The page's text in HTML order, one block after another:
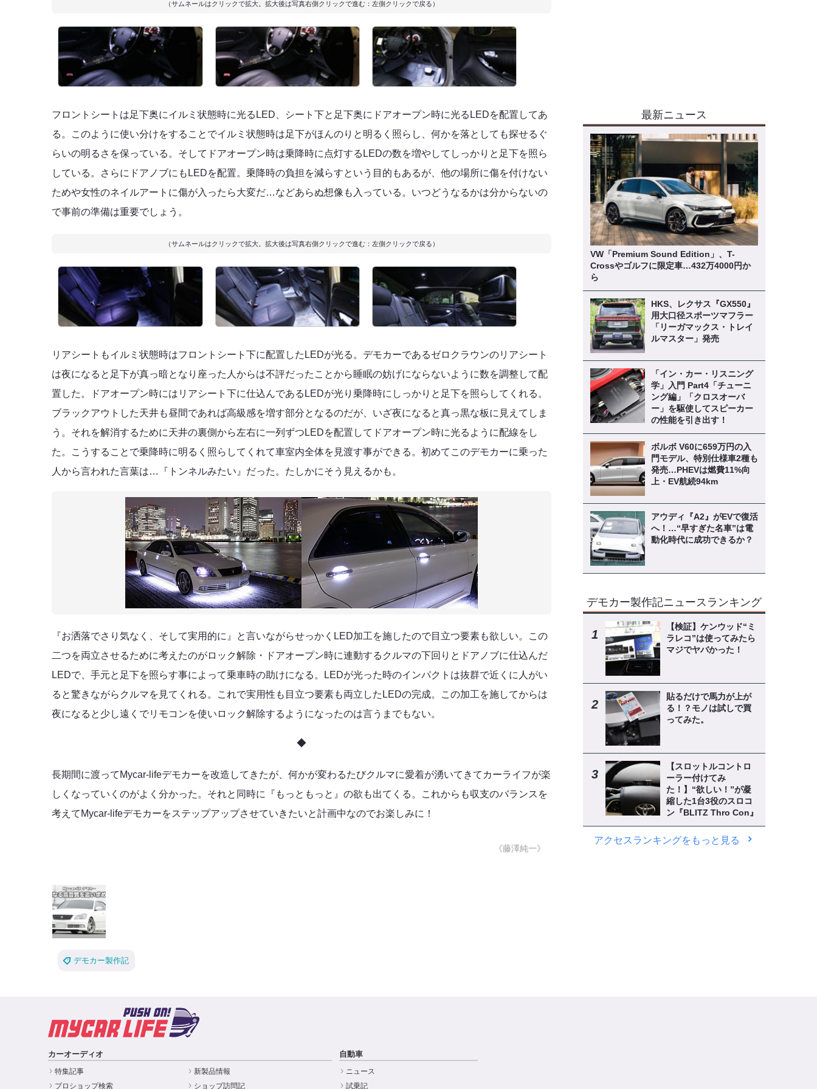
（サムネールはクリックで拡大。拡大後は写真右側クリックで進む：左側クリックで戻る）
フロントシートは足下奥にイルミ状態時に光るLED、シート下と足下奥にドアオープン時に光るLEDを配置してあ
る。このように使い分けをすることでイルミ状態時は足下がほんのりと明るく照らし、何かを落としても探せるぐ
らいの明るさを保っている。そしてドアオープン時は乗降時に点灯するLEDの数を増やしてしっかりと足下を照ら
している。さらにドアノブにもLEDを配置。乗降時の負担を減らすという目的もあるが、他の場所に傷を付けない
ためや女性のネイルアートに傷が入ったら大変だ…などあらぬ想像も入っている。いつどうなるかは分からないの
で事前の準備は重要でしょう。
（サムネールはクリックで拡大。拡大後は写真右側クリックで進む：左側クリックで戻る）
リアシートもイルミ状態時はフロントシート下に配置したLEDが光る。デモカーであるゼロクラウンのリアシート
は夜になると足下が真っ暗となり座った人からは不評だったことから睡眠の妨げにならないように数を調整して配
置した。ドアオープン時にはリアシート下に仕込んであるLEDが光り乗降時にしっかりと足下を照らしてくれる。
ブラックアウトした天井も昼間であれば高級感を増す部分となるのだが、いざ夜になると真っ黒な板に見えてしま
う。それを解消するために天井の裏側から左右に一列ずつLEDを配置してドアオープン時に光るように配線をし
た。こうすることで乗降時に明るく照らしてくれて車室内全体を見渡す事ができる。初めてこのデモカーに乗った
人から言われた言葉は…『トンネルみたい』だった。たしかにそう見えるかも。
『お洒落でさり気なく、そして実用的に』と言いながらせっかくLED加工を施したので目立つ要素も欲しい。この
二つを両立させるために考えたのがロック解除・ドアオープン時に連動するクルマの下回りとドアノブに仕込んだ
LEDで、手元と足下を照らす事によって乗車時の助けになる。LEDが光った時のインパクトは抜群で近くに人がい
ると驚きながらクルマを見てくれる。これで実用性も目立つ要素も両立したLEDの完成。この加工を施してからは
夜になると少し遠くでリモコンを使いロック解除するようになったのは言うまでもない。
◆
長期間に渡ってMycar-lifeデモカーを改造してきたが、何かが変わるたびクルマに愛着が湧いてきてカーライフが楽
しくなっていくのがよく分かった。それと同時に『もっともっと』の欲も出てくる。これからも収支のバランスを
考えてMycar-lifeデモカーをステップアップさせていきたいと計画中なのでお楽しみに！
《藤澤純一》
デモカー製作記
最新ニュース
VW「Premium Sound Edition」、T-
Crossやゴルフに限定車…432万4000円か
ら
HKS、レクサス『GX550』
用大口径スポーツマフラー
「リーガマックス・トレイ
ルマスター」発売
「イン・カー・リスニング
学」入門 Part4「チューニ
ング編」「クロスオーバ
ー」を駆使してスピーカー
の性能を引き出す！
ボルボ V60に659万円の入
門モデル、特別仕様車2種も
発売…PHEVは燃費11%向
上・EV航続94km
アウディ『A2』がEVで復活
へ！…“早すぎた名車”は電
動化時代に成功できるか？
デモカー製作記ニュースランキング
【検証】ケンウッド“ミ
ラレコ”は使ってみたら
マジでヤバかった！
貼るだけで馬力が上が
る！？モノは試しで買
ってみた。
【スロットルコントロ
ーラー付けてみ
た！】“欲しい！”が凝
縮した1台3役のスロコ
ン『BLITZ Thro Con』
アクセスランキングをもっと見る
カーオーディオ
特集記事
新製品情報
プロショップ検索
ショップ訪問記
自動車
ニュース
試乗記